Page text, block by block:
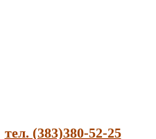
тел. (383)380-52-25